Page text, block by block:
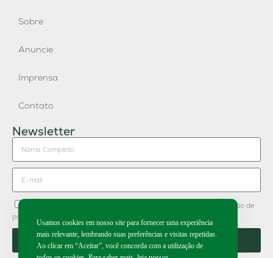
Sobre
Anuncie
Imprensa
Contato
Newsletter
Concordo em receber newsletter do Grupo Publique e divulgação de
parceiros.
Enviar
Usamos cookies em nosso site para fornecer uma experiência
mais relevante, lembrando suas preferências e visitas repetidas.
Ao clicar em “Aceitar”, você concorda com a utilização de